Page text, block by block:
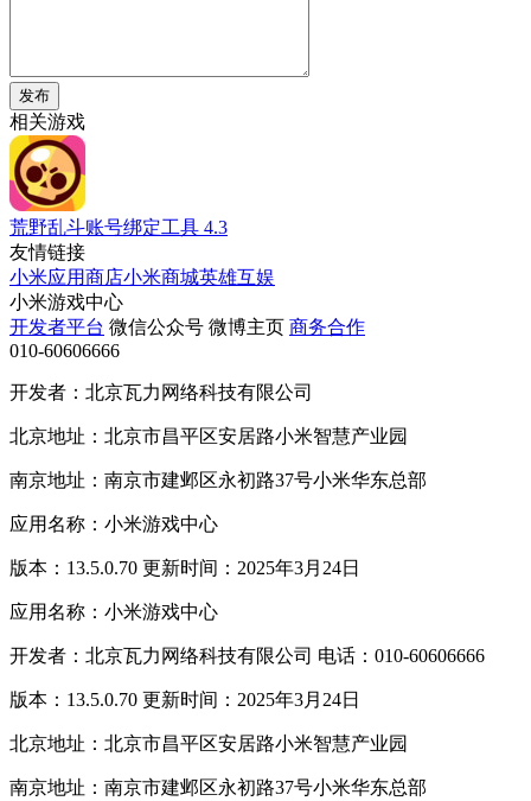
发布
相关游戏
荒野乱斗账号绑定工具 4.3
友情链接
小米应用商店小米商城英雄互娱
小米游戏中心
开发者平台 微信公众号 微博主页 商务合作
010-60606666
开发者：北京瓦力网络科技有限公司
北京地址：北京市昌平区安居路小米智慧产业园
南京地址：南京市建邺区永初路37号小米华东总部
应用名称：小米游戏中心
版本：13.5.0.70 更新时间：2025年3月24日
应用名称：小米游戏中心
开发者：北京瓦力网络科技有限公司 电话：010-60606666
版本：13.5.0.70 更新时间：2025年3月24日
北京地址：北京市昌平区安居路小米智慧产业园
南京地址：南京市建邺区永初路37号小米华东总部